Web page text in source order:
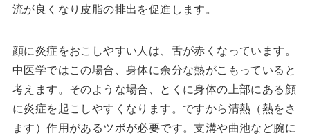
流が良くなり皮脂の排出を促進します。
顔に炎症をおこしやすい人は、舌が赤くなっています。
中医学ではこの場合、身体に余分な熱がこもっていると
考えます。そのような場合、とくに身体の上部にある顔
に炎症を起こしやすくなります。ですから清熱（熱をさ
ます）作用があるツボが必要です。支溝や曲池など腕に